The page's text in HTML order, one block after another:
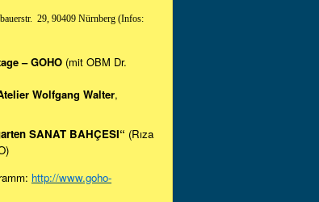
29, 90409 Nürnberg (Infos:
– GOHO (mit OBM Dr.
Wolfgang Walter,
SANAT BAHÇESI“ (Rıza
http://www.goho-